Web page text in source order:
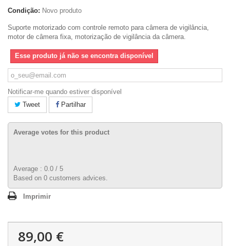
Condição: Novo produto
Suporte motorizado com controle remoto para câmera de vigilância,
motor de câmera fixa, motorização de vigilância da câmera.
Esse produto já não se encontra disponível
Notificar-me quando estiver disponível
Tweet
Partilhar
Average votes for this product
Average : 0.0 / 5
Based on 0 customers advices.
Imprimir
89,00 €